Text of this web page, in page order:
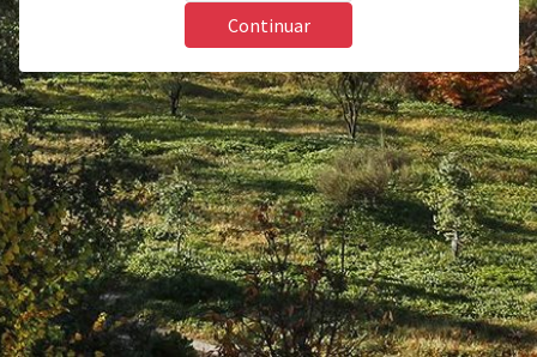
Continuar